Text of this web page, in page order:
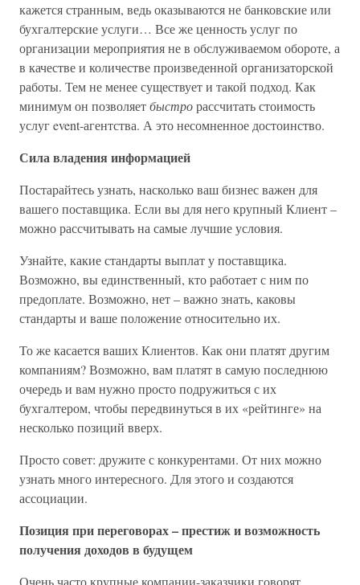
кажется странным, ведь оказываются не банковские или
бухгалтерские услуги… Все же ценность услуг по
организации мероприятия не в обслуживаемом обороте, а
в качестве и количестве произведенной организаторской
работы. Тем не менее существует и такой подход. Как
минимум он позволяетбыстрорассчитать стоимость
услуг event-агентства. А это несомненное достоинство.
Сила владения информацией
Постарайтесь узнать, насколько ваш бизнес важен для
вашего поставщика. Если вы для него крупный Клиент –
можно рассчитывать на самые лучшие условия.
Узнайте, какие стандарты выплат у поставщика.
Возможно, вы единственный, кто работает с ним по
предоплате. Возможно, нет – важно знать, каковы
стандарты и ваше положение относительно их.
То же касается ваших Клиентов. Как они платят другим
компаниям? Возможно, вам платят в самую последнюю
очередь и вам нужно просто подружиться с их
бухгалтером, чтобы передвинуться в их «рейтинге» на
несколько позиций вверх.
Просто совет: дружите с конкурентами. От них можно
узнать много интересного. Для этого и создаются
ассоциации.
Позиция при переговорах – престиж и возможность
получения доходов в будущем
Очень часто крупные компании-заказчики говорят